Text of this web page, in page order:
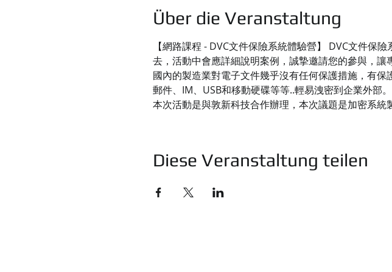
Über die Veranstaltung
【網路課程 - DVC文件保險系統體驗營】 DVC文件保
去，活動中會應詳細說明案例，誠摯邀請您的參與，讓
國內的製造業對電子文件幾乎沒有任何保護措施，有
郵件、IM、USB和移動硬碟等等..輕易洩密到企業外部。
本次活動是與敦新科技合作辦理，本次議題是加密系統
Diese Veranstaltung teilen